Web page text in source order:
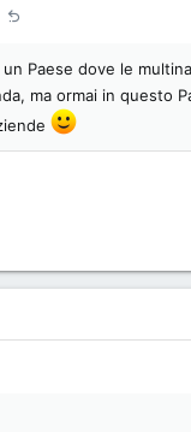
un Paese dove le
ma ormai in questo